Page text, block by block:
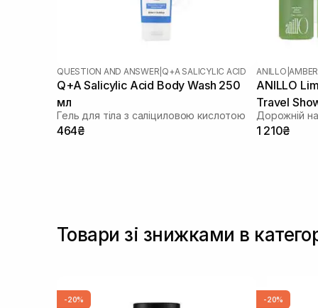
(+12)
Pure Paw Paw(+2)
Question and Answer
Round Lab (+2)
SISTERS
Salt&Stone(+12)
Sorted Skin
VT Cosmetics (+2)
(+13)
QUESTION AND ANSWER Q+A SALICYLIC ACID
Q+A Salicylic Acid Body Wash 250
мл
Гель для тіла з саліциловою кислотою
464₴
ANILLO
ANILLO
Travel
Дорожній
1 210₴
Товари зі знижками в
-20% -20%